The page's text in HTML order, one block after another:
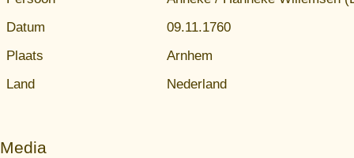
Datum
09.11.1760
Plaats
Arnhem
Land
Nederland
Media